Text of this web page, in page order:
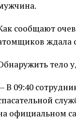
сообщают
ждала
тело
В 09:40
официальном